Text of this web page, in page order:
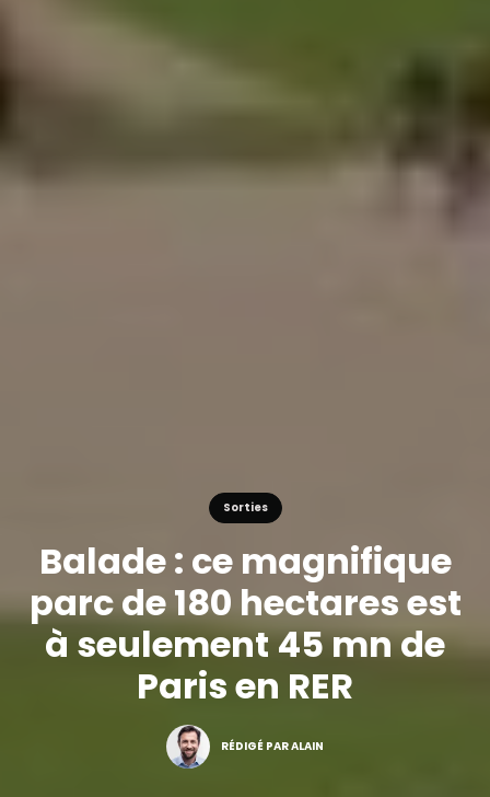
Sorties
Balade : ce magnifique
parc de 180 hectares est
à seulement 45 mn de
Paris en RER
RÉDIGÉ PAR ALAIN